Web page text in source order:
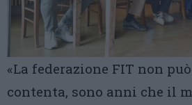
«La federazione FIT non
contenta, sono anni che il